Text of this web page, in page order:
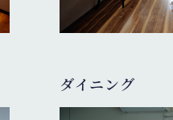
ダイニング